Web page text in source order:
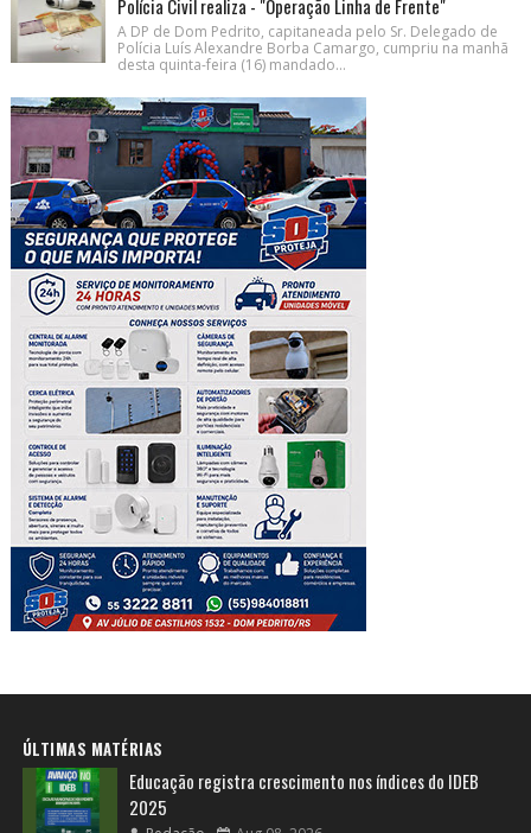
Polícia Civil realiza - "Operação Linha de Frente"
A DP de Dom Pedrito, capitaneada pelo Sr. Delegado de
Polícia Luís Alexandre Borba Camargo, cumpriu na manhã
desta quinta-feira (16) mandado...
ÚLTIMAS MATÉRIAS
Educação registra crescimento nos índices do IDEB
2025